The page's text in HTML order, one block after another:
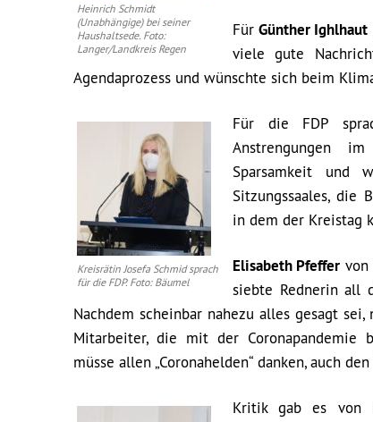
Heinrich Schmidt
(Unabhängige) bei seiner
Haushaltsede. Foto:
Langer/Landkreis Regen
FürGünther Ighlhaut
viele gute
Agendaprozess und wünschte sich beim
Kreisrätin Josefa Schmid sprach
für die FDP. Foto: Bäumel
Für die FDP
Anstrengungen
Sparsamkeit und
Sitzungssaales, die
in dem der Kreistag
Elisabeth Pfeffer von
siebte Rednerin all
Nachdem scheinbar nahezu alles gesagt
Mitarbeiter, die mit der Coronapandemie
müsse allen „Coronahelden“ danken, auch
Kritik gab es von